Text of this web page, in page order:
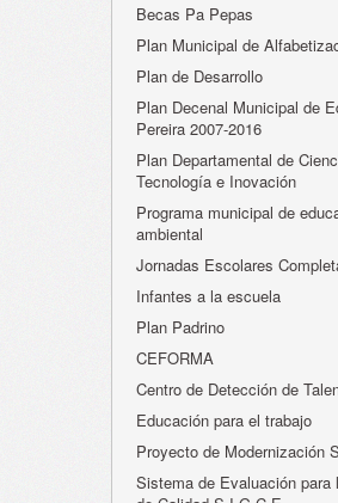
Becas Pa Pepas
Plan Municipal de
Plan de Desarrollo
Plan Decenal Municipal de
Pereira 2007-2016
Plan Departamental de
Tecnología e Inovación
Programa municipal de
ambiental
Jornadas Escolares
Infantes a la escuela
Plan Padrino
CEFORMA
Centro de Detección de
Educación para el trabajo
Proyecto de Modernización
Sistema de Evaluación para